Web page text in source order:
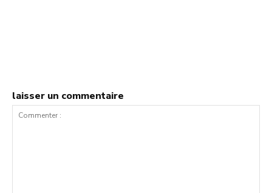
laisser un commentaire